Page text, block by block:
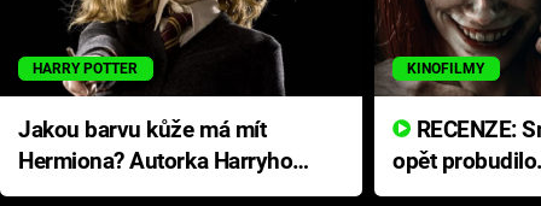
HARRY POTTER
Jakou barvu kůže má mít
Hermiona? Autorka Harryho
Pottera přišla s ráznou
KINOFILMY
opět
přichází s